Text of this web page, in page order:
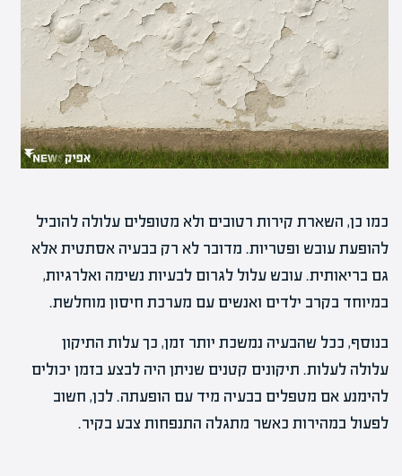
כמו כן, השארת קירות רטובים ולא מטופלים עלולה להוביל
להופעת עובש ופטריות. מדובר לא רק בבעיה אסתטית אלא
גם בריאותית. עובש עלול לגרום לבעיות נשימה ואלרגיות,
במיוחד בקרב ילדים ואנשים עם מערכת חיסון מוחלשת.
בנוסף, ככל שהבעיה נמשכת יותר זמן, כך עלות התיקון
עלולה לעלות. תיקונים קטנים שניתן היה לבצע בזמן יכולים
להימנע אם מטפלים בבעיה מיד עם הופעתה. לכן, חשוב
לפעול במהירות כאשר מתגלה התנפחות צבע בקיר.